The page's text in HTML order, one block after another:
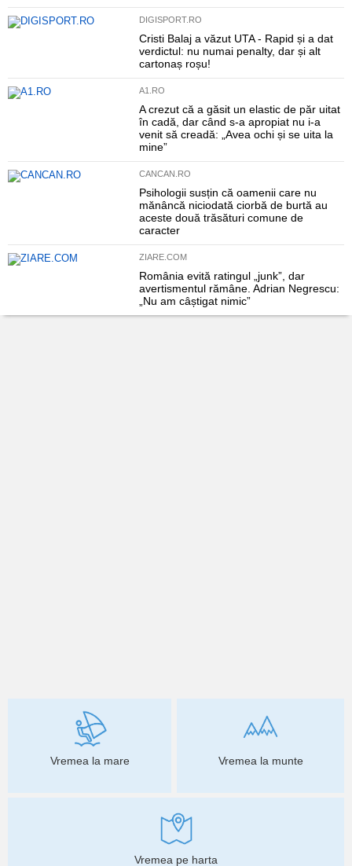
DIGISPORT.RO
Cristi Balaj a văzut UTA - Rapid și a dat
verdictul: nu numai penalty, dar și alt
cartonaș roșu!
A1.RO
A crezut că a găsit un elastic de păr uitat
în cadă, dar când s-a apropiat nu i-a
venit să creadă: „Avea ochi și se uita la
mine”
CANCAN.RO
Psihologii susțin că oamenii care nu
mănâncă niciodată ciorbă de burtă au
aceste două trăsături comune de
caracter
ZIARE.COM
România evită ratingul „junk”, dar
avertismentul rămâne. Adrian Negrescu:
„Nu am câștigat nimic”
Vremea la mare Vremea la munte
Vremea pe harta